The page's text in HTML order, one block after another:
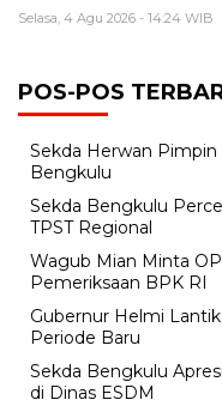
Selasa, 4 Agu 2026 - 14:24 WIB
POS-POS
Sekda Herwan
Bengkulu
Sekda Bengkulu
TPST Regional
Wagub Mian Minta
Pemeriksaan BPK RI
Gubernur Helmi
Periode Baru
Sekda Bengkulu
di Dinas ESDM